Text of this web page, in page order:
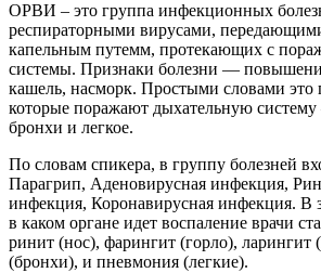
ОРВИ – это группа инфекционных
респираторными вирусами,
капельным путемм, протекающих с
системы. Признаки болезни —
кашель, насморк. Простыми словами это
которые поражают дыхательную
бронхи и легкое.
По словам спикера, в группу болезней
Парагрип, Аденовирусная инфекция,
инфекция, Коронавирусная инфекция. В
в каком органе идет воспаление врачи
ринит (нос), фарингит (горло), ларингит
(бронхи), и пневмония (легкие).